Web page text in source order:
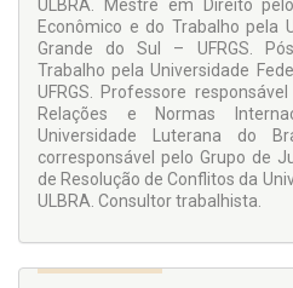
ULBRA. Mestre em Direito
Econômico e do Trabalho pela
Grande do Sul – UFRGS.
Trabalho pela Universidade
UFRGS. Professore
Relações e Normas
Universidade Luterana do
corresponsável pelo Grupo de
de Resolução de Conflitos da
ULBRA. Consultor trabalhista.